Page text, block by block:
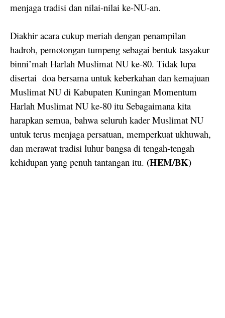
menjaga tradisi dan nilai-nilai ke-NU-an.
Diakhir acara cukup meriah dengan penampilan
hadroh, pemotongan tumpeng sebagai bentuk tasyakur
binni’mah Harlah Muslimat NU ke-80. Tidak lupa
disertai doa bersama untuk keberkahan dan kemajuan
Muslimat NU di Kabupaten Kuningan Momentum
Harlah Muslimat NU ke-80 itu Sebagaimana kita
harapkan semua, bahwa seluruh kader Muslimat NU
untuk terus menjaga persatuan, memperkuat ukhuwah,
dan merawat tradisi luhur bangsa di tengah-tengah
kehidupan yang penuh tantangan itu. (HEM/BK)